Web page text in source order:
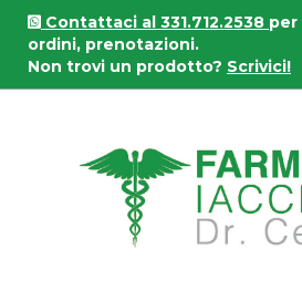
Passa
contenuto
principale
Contattaci al 331.712.2538 per
ordini, prenotazioni.
Non trovi un prodotto? Scrivici!